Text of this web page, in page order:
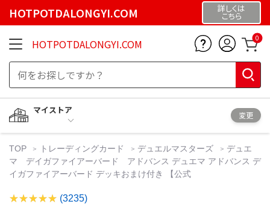
HOTPOTDALONGYI.COM 詳しくは
こちら
HOTPOTDALONGYI.COM 0
マイストア
変更
TOP トレーディングカード デュエルマスターズ
デュエ
マ デイガファイアーバード アドバンス デュエマ アドバンス デ
イガファイアーバード デッキおまけ付き 【公式
(3235)